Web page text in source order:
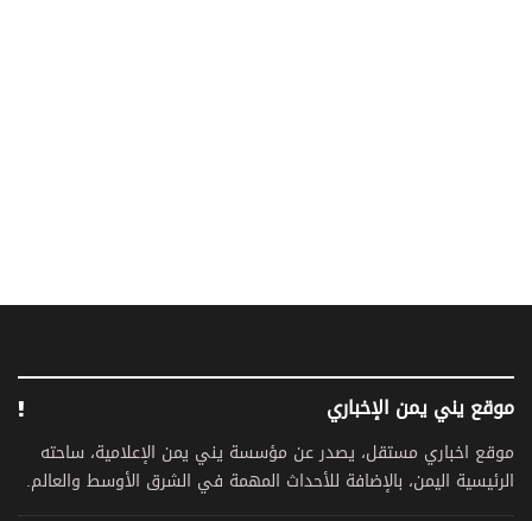
موقع يني يمن الإخباري
موقع اخباري مستقل، يصدر عن مؤسسة يني يمن الإعلامية، ساحته
الرئيسية اليمن، بالإضافة للأحداث المهمة في الشرق الأوسط والعالم.